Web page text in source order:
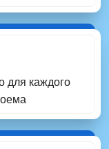
для каждого